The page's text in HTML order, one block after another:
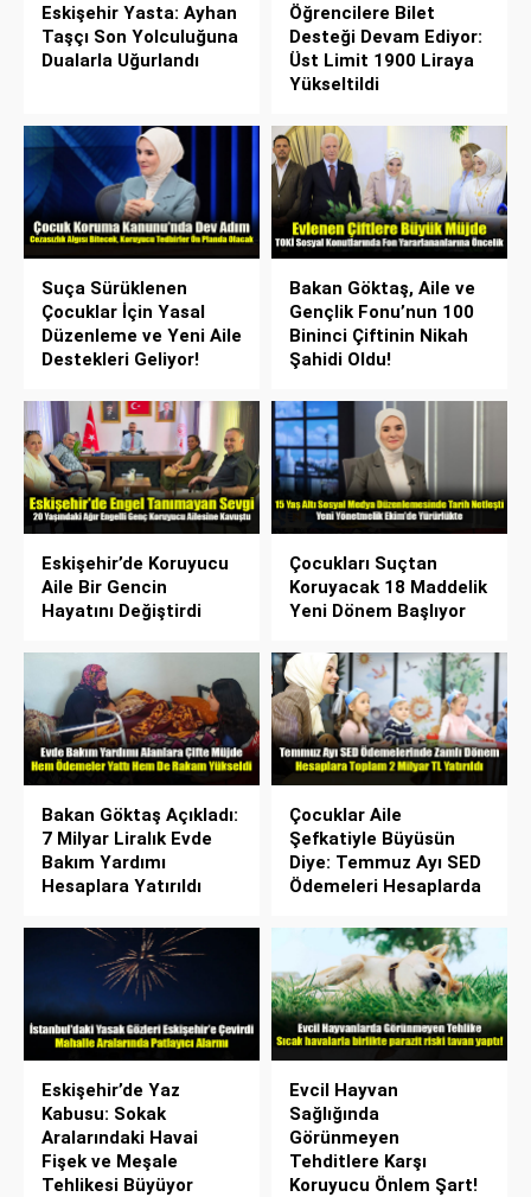
Eskişehir Yasta: Ayhan
Taşçı Son Yolculuğuna
Dualarla Uğurlandı
Öğrencilere Bilet
Desteği Devam Ediyor:
Üst Limit 1900 Liraya
Yükseltildi
Suça Sürüklenen
Çocuklar İçin Yasal
Düzenleme ve Yeni Aile
Destekleri Geliyor!
Bakan Göktaş, Aile ve
Gençlik Fonu’nun 100
Bininci Çiftinin Nikah
Şahidi Oldu!
Eskişehir’de Koruyucu
Aile Bir Gencin
Hayatını Değiştirdi
Çocukları Suçtan
Koruyacak 18 Maddelik
Yeni Dönem Başlıyor
Bakan Göktaş Açıkladı:
7 Milyar Liralık Evde
Bakım Yardımı
Hesaplara Yatırıldı
Çocuklar Aile
Şefkatiyle Büyüsün
Diye: Temmuz Ayı SED
Ödemeleri Hesaplarda
Eskişehir’de Yaz
Kabusu: Sokak
Aralarındaki Havai
Fişek ve Meşale
Tehlikesi Büyüyor
Evcil Hayvan
Sağlığında
Görünmeyen
Tehditlere Karşı
Koruyucu Önlem Şart!